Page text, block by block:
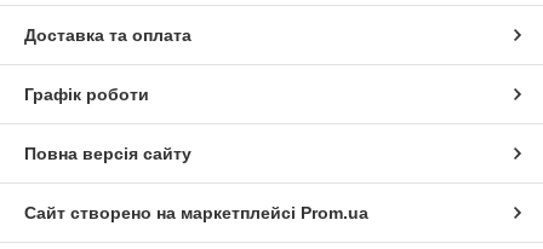
Доставка та оплата
Графік роботи
Повна версія сайту
Сайт створено на маркетплейсі Prom.ua